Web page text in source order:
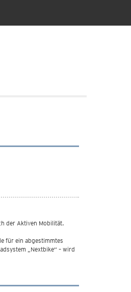
der Aktiven Mobilität.
für ein abgestimmtes
„Nextbike“ – wird